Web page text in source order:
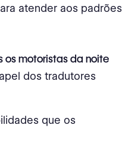
atender aos padrões
os motoristas da noite
dos tradutores
que os